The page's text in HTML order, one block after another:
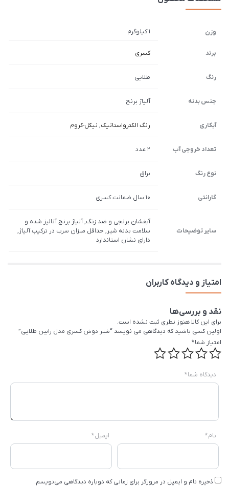
وزن 1 کیلوگرم
برند کسری
رنگ طلایی
جنس بدنه آلیاژ برنج
آبکاری رنگ الکترواستاتیک, نیکل-کروم
تعداد خروجی آب 2 عدد
نوع رنگ براق
گارانتی 10 سال ضمانت کسری
سایر توضیحات
آبفشان برنجی و ضد زنگ, آلیاژ برنج آنالیز شده و
سلامت بدنه شیر, حداقل میزان سرب در ترکیب آلیاژ,
دارای نشان استاندارد
امتیاز و دیدگاه کاربران
نقد و بررسی‌ها
برای این کالا هنوز نظری ثبت نشده است.
اولین کسی باشید که دیدگاهی می نویسد “شیر دوش کسری مدل رابین طلایی”
امتیاز شما*
دیدگاه شما*
نام* ایمیل*
ذخیره نام و ایمیل در مرورگر برای زمانی که دوباره دیدگاهی می‌نویسم.